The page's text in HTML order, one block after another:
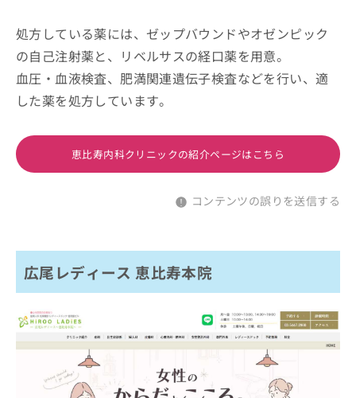
処方している薬には、ゼップバウンドやオゼンピック
の自己注射薬と、リベルサスの経口薬を用意。
血圧・血液検査、肥満関連遺伝子検査などを行い、適
した薬を処方しています。
恵比寿内科クリニックの紹介ページはこちら
コンテンツの誤りを送信する
広尾レディース 恵比寿本院